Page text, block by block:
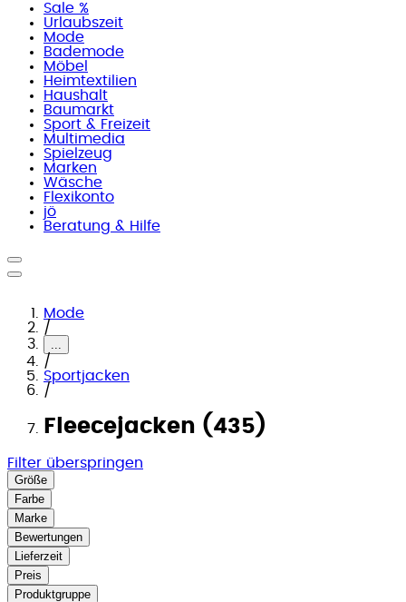
Sale %
Urlaubszeit
Mode
Bademode
Möbel
Heimtextilien
Haushalt
Baumarkt
Sport & Freizeit
Multimedia
Spielzeug
Marken
Wäsche
Flexikonto
jö
Beratung & Hilfe
Mode
/
...
/
Sportjacken
/
Fleecejacken (435)
Filter überspringen
Größe
Farbe
Marke
Bewertungen
Lieferzeit
Preis
Produktgruppe